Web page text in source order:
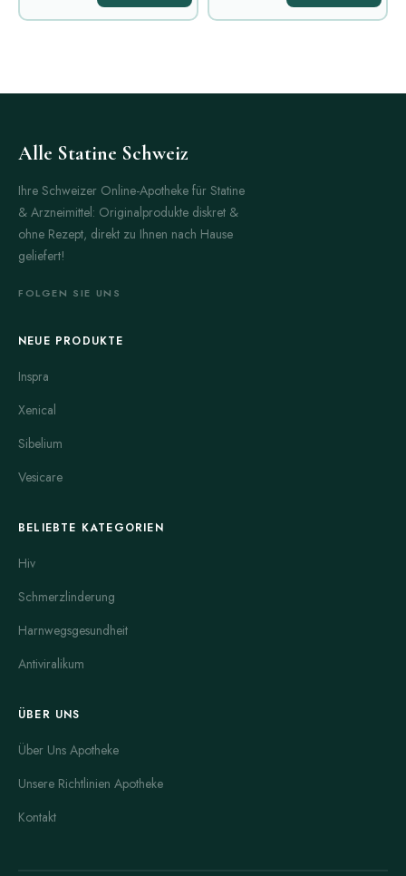
Alle Statine Schweiz
Ihre Schweizer Online-Apotheke für Statine
& Arzneimittel: Originalprodukte diskret &
ohne Rezept, direkt zu Ihnen nach Hause
geliefert!
FOLGEN SIE UNS
NEUE PRODUKTE
Inspra
Xenical
Sibelium
Vesicare
BELIEBTE KATEGORIEN
Hiv
Schmerzlinderung
Harnwegsgesundheit
Antiviralikum
ÜBER UNS
Über Uns Apotheke
Unsere Richtlinien Apotheke
Kontakt